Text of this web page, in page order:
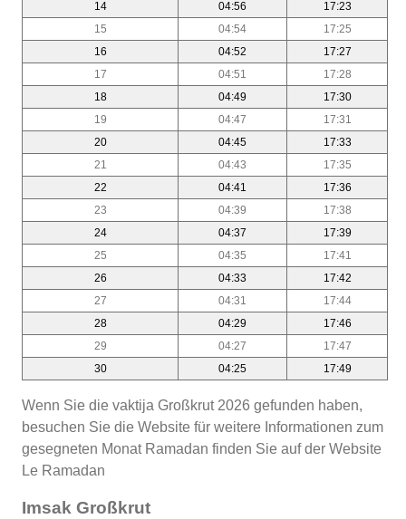
14
04:56
17:23
15
04:54
17:25
16
04:52
17:27
17
04:51
17:28
18
04:49
17:30
19
04:47
17:31
20
04:45
17:33
21
04:43
17:35
22
04:41
17:36
23
04:39
17:38
24
04:37
17:39
25
04:35
17:41
26
04:33
17:42
27
04:31
17:44
28
04:29
17:46
29
04:27
17:47
30
04:25 17:49
Wenn Sie die vaktija Großkrut 2026 gefunden haben,
besuchen Sie die Website für weitere Informationen zum
gesegneten Monat Ramadan finden Sie auf der Website
Le Ramadan
Imsak Großkrut